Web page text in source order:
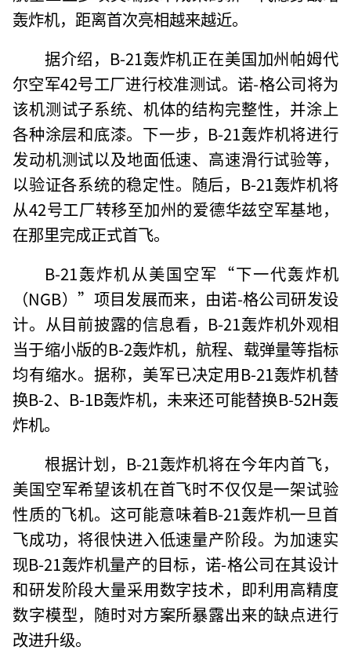
轰炸机，距离首次亮相越来越近。
据介绍，B-21轰炸机正在美国加州帕姆代
尔空军42号工厂进行校准测试。诺-格公司将为
该机测试子系统、机体的结构完整性，并涂上
各种涂层和底漆。下一步，B-21轰炸机将进行
发动机测试以及地面低速、高速滑行试验等，
以验证各系统的稳定性。随后，B-21轰炸机将
从42号工厂转移至加州的爱德华兹空军基地，
在那里完成正式首飞。
B-21轰炸机从美国空军“下一代轰炸机
（NGB）”项目发展而来，由诺-格公司研发设
计。从目前披露的信息看，B-21轰炸机外观相
当于缩小版的B-2轰炸机，航程、载弹量等指标
均有缩水。据称，美军已决定用B-21轰炸机替
换B-2、B-1B轰炸机，未来还可能替换B-52H轰
炸机。
根据计划，B-21轰炸机将在今年内首飞，
美国空军希望该机在首飞时不仅仅是一架试验
性质的飞机。这可能意味着B-21轰炸机一旦首
飞成功，将很快进入低速量产阶段。为加速实
现B-21轰炸机量产的目标，诺-格公司在其设计
和研发阶段大量采用数字技术，即利用高精度
数字模型，随时对方案所暴露出来的缺点进行
改进升级。